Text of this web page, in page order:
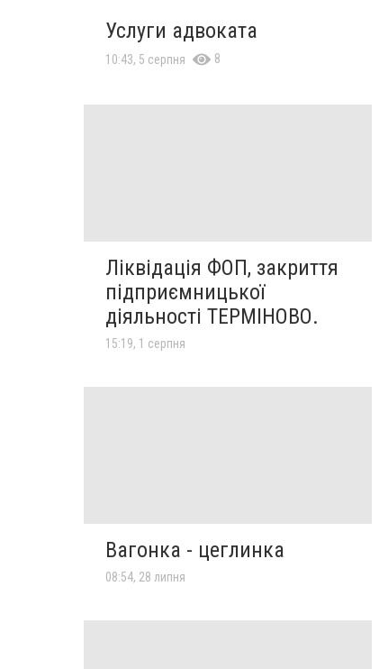
Услуги адвоката
10:43, 5 серпня 8
Ліквідація ФОП, закриття
підприємницької
діяльності ТЕРМІНОВО.
15:19, 1 серпня
Вагонка - цеглинка
08:54, 28 липня